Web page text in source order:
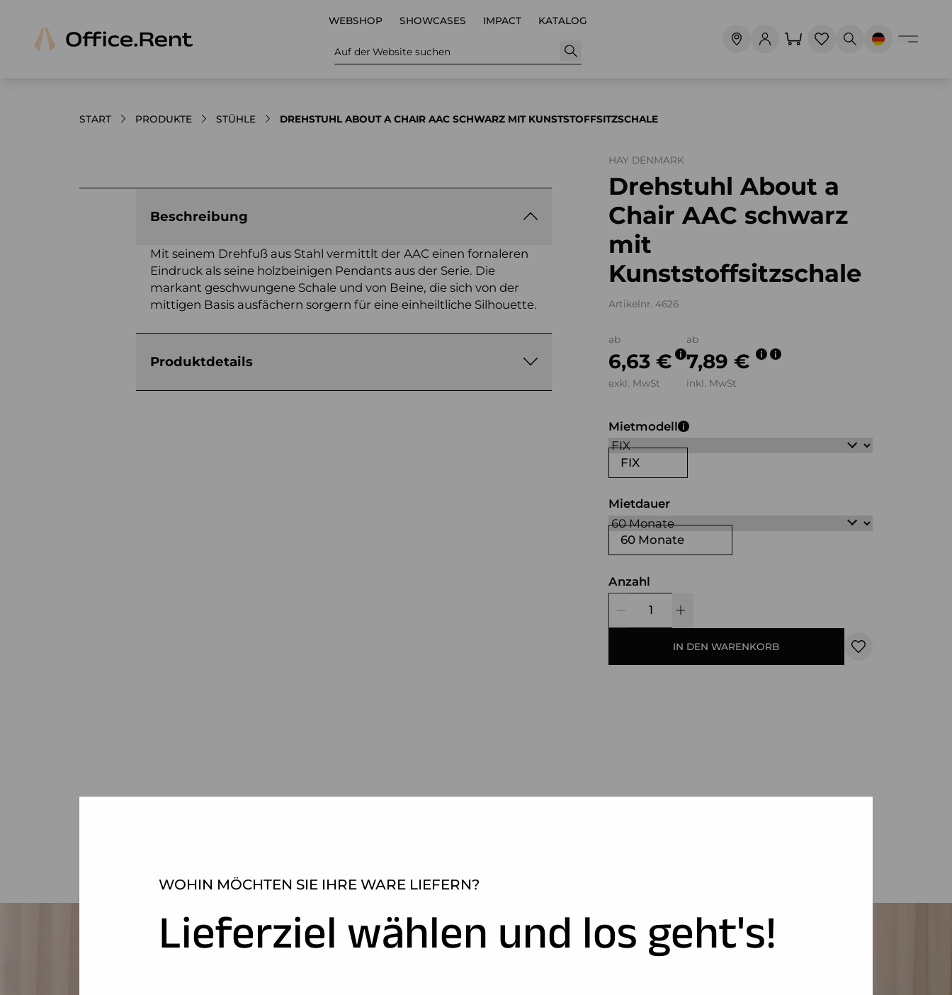
WEBSHOP SHOWCASES IMPACT KATALOG
Auf der Website suchen
WOHIN MÖCHTEN SIE IHRE WARE LIEFERN?
Lieferziel wählen und los geht's!
START PRODUKTE STÜHLE DREHSTUHL ABOUT A CHAIR AAC SCHWARZ MIT KUNSTSTOFFSITZSCHALE
HAY DENMARK
Drehstuhl About a
Chair AAC schwarz
mit
Kunststoffsitzschale
Artikelnr. 4626
ab
6,63 €
exkl. MwSt
ab
7,89 €
inkl. MwSt
FIX
Mietmodell
60 Monate
Mietdauer
Anzahl
IN DEN WARENKORB
Beschreibung
Mit seinem Drehfuß aus Stahl vermittlt der AAC einen fornaleren
Eindruck als seine holzbeinigen Pendants aus der Serie. Die
markant geschwungene Schale und von Beine, die sich von der
mittigen Basis ausfächern sorgern für eine einheiltliche Silhouette.
Produktdetails